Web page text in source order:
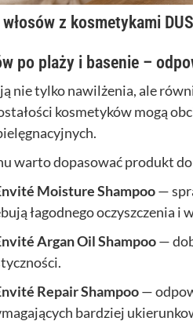
z kosmetykami
po plaży i basenie –
nie tylko nawilżenia, ale
kosmetyków mogą
warto dopasować produkt
Moisture Shampoo—
łagodnego oczyszczenia i
Argan Oil Shampoo—
Repair Shampoo—
bardziej